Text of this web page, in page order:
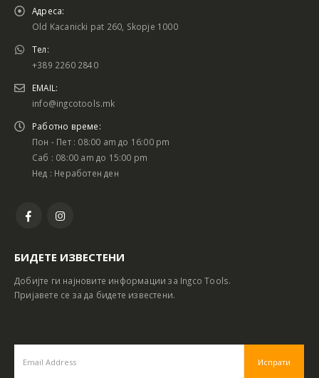
Адреса:
Old Kacanicki pat 260, Skopje 1000
Тел:
+389 2260 2840
EMAIL:
info@ingcotools.mk
Работно време:
Пон - Пет : 08:00 am до 16:00 pm
Саб : 08:00 am до 15:00 pm
Нед : Неработен ден
БИДЕТЕ ИЗВЕСТЕНИ
Добијте ги најновите информации за Ingco Tools.
Пријавете се за да бидете известени.